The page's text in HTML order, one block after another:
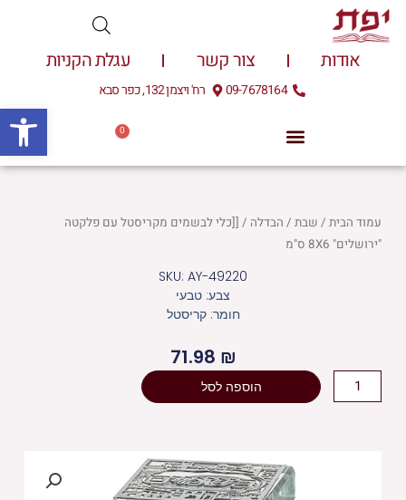
דילוג
לתוכן
אודות צור קשר עגלת הקניות
09-7678164 רח' ויצמן 132, כפר סבא
0
עגלת
עמוד הבית/ שבת/ הבדלה / [[כלי לבשמים מקריסטל עם פלקטה
"ירושלים" 8X6 ס"מ
SKU: AY-49220
צבע: טבעי
חומר: קריסטל
71.98 ₪
כמות
של
הוספה לסל